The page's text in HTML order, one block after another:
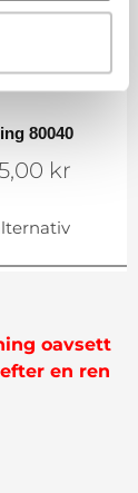
80040
kr
oavsett
en ren